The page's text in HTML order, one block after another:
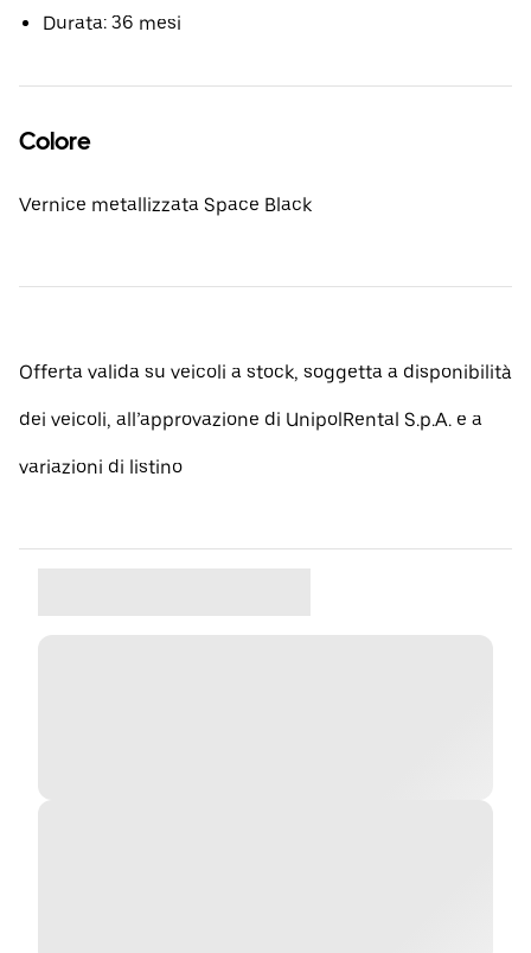
Durata: 36 mesi
Colore
Vernice metallizzata Space Black
Offerta valida su veicoli a stock, soggetta a disponibilità
dei veicoli, all’approvazione di UnipolRental S.p.A. e a
variazioni di listino